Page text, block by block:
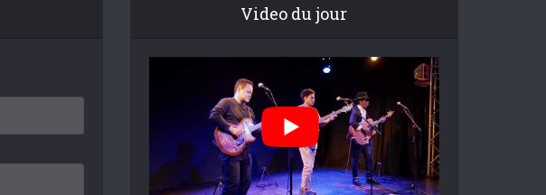
Video du jour